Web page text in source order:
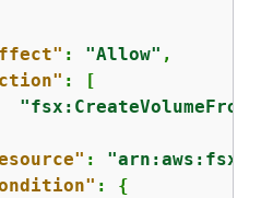
: "Allow" ,
: [
: "arn:aws:fsx:
: {